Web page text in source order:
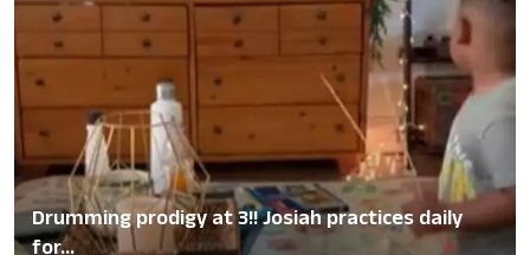
Drumming prodigy at 3!! Josiah practices daily
for...